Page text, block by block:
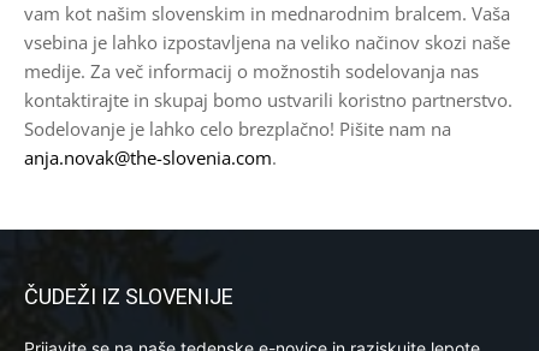
vam kot našim slovenskim in mednarodnim bralcem. Vaša
vsebina je lahko izpostavljena na veliko načinov skozi naše
medije. Za več informacij o možnostih sodelovanja nas
kontaktirajte in skupaj bomo ustvarili koristno partnerstvo.
Sodelovanje je lahko celo brezplačno! Pišite nam na
anja.novak@the-slovenia.com.
ČUDEŽI IZ SLOVENIJE